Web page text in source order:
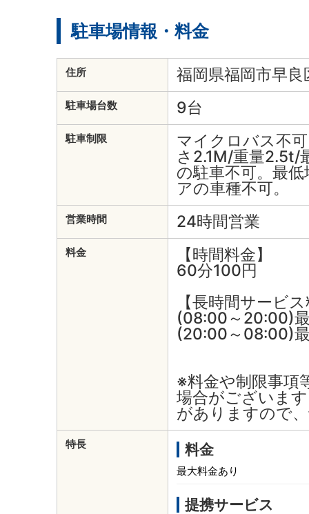
駐車場情報・料金
住所 福岡県福岡市早
駐車場台数 9台
駐車制限
マイクロバス不
さ2.1M/重量2.5t/
の駐車不可。最
アの車種不可。
営業時間 24時間営業
料金
【時間料金】
60分100円
【長時間サービ
(08:00～20:00)
(20:00～08:00)
※料金や制限事項
場合がございま
がありますので
特長 料金
最大料金あり
提携サービス